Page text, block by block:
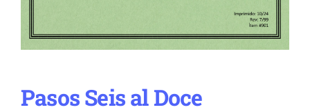
Pasos Seis al Doce